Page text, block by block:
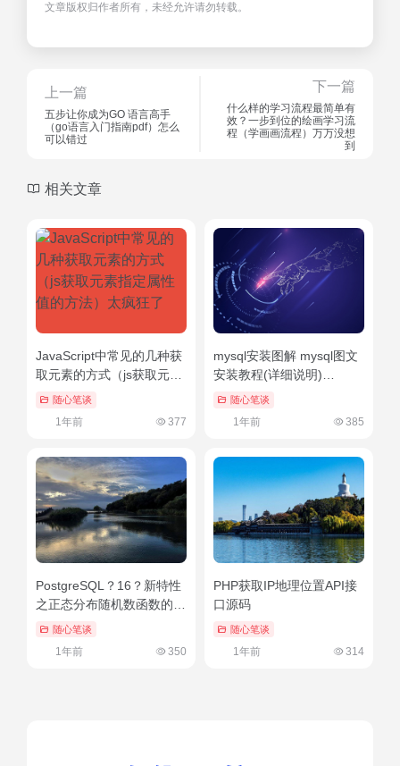
文章版权归作者所有，未经允许请勿转载。
上一篇
五步让你成为GO 语言高手
（go语言入门指南pdf）怎么
可以错过
下一篇
什么样的学习流程最简单有
效？一步到位的绘画学习流
程（学画画流程）万万没想
到
相关文章
JavaScript中常见的几种获
取元素的方式（js获取元素
指定属性值的方法）太疯狂
随心笔谈
1年前 377
mysql安装图解 mysql图文
安装教程(详细说明)
（mysql安装教程8.0.24）
随心笔谈
1年前 385
PostgreSQL？16？新特性
之正态分布随机数函数的示
例
随心笔谈
1年前 350
PHP获取IP地理位置API接
口源码
随心笔谈
1年前 314